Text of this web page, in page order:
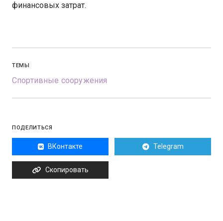
финансовых затрат.
ТЕМЫ
Спортивные сооружения
ПОДЕЛИТЬСЯ
ВКонтакте Telegram
Скопировать